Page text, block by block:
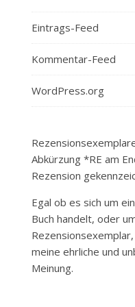
Eintrags-Feed
Kommentar-Feed
WordPress.org
Abkürzung *RE am
Rezension
Egal ob es sich um
Buch handelt, oder
meine ehrliche und
Meinung.